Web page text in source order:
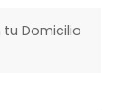
Domicilio